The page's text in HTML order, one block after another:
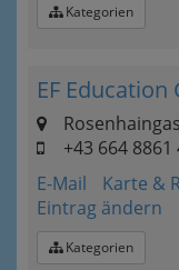
Kategorien
EF Education
+43 664 8861
E-Mail
Karte &
Eintrag ändern
Kategorien